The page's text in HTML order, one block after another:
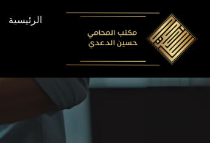
Skip
content
الرئيسية